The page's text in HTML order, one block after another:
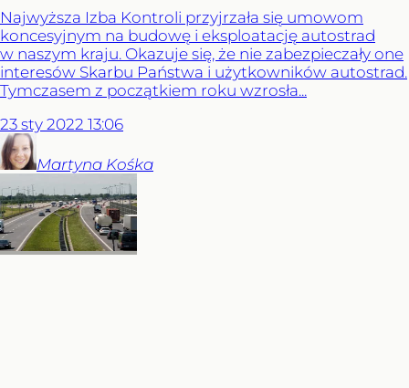
Najwyższa Izba Kontroli przyjrzała się umowom
koncesyjnym na budowę i eksploatację autostrad
w naszym kraju. Okazuje się, że nie zabezpieczały one
interesów Skarbu Państwa i użytkowników autostrad.
Tymczasem z początkiem roku wzrosła...
23 sty 2022 13:06
Martyna Kośka